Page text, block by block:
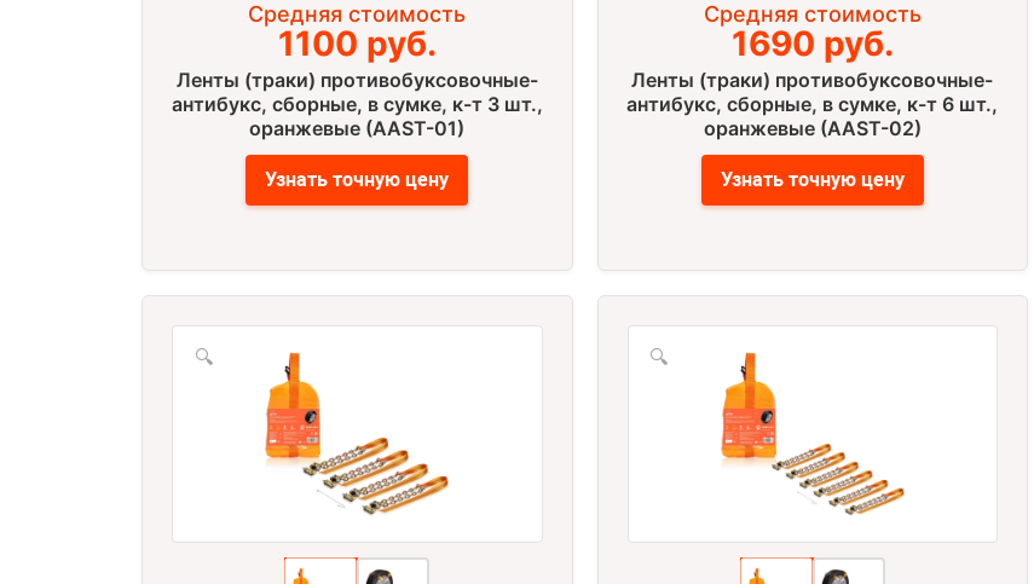
Средняя стоимость
1100 руб.
Ленты (траки) противобуксовочные-
антибукс, сборные, в сумке, к-т 3 шт.,
оранжевые (AAST-01)
Узнать точную цену
Средняя стоимость
1690 руб.
Ленты (траки) противобуксовочные-
антибукс, сборные, в сумке, к-т 6 шт.,
оранжевые (AAST-02)
Узнать точную цену
🔍 🔍